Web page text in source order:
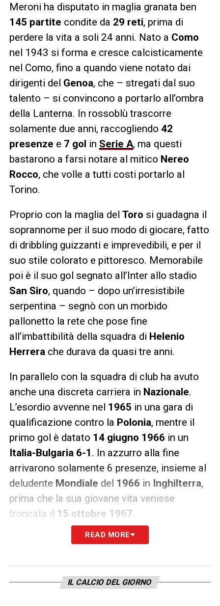
Meroni ha disputato in maglia granata ben
145 partite condite da 29 reti, prima di
perdere la vita a soli 24 anni. Nato a Como
nel 1943 si forma e cresce calcisticamente
nel Como, fino a quando viene notato dai
dirigenti del Genoa, che – stregati dal suo
talento – si convincono a portarlo all’ombra
della Lanterna. In rossoblù trascorre
solamente due anni, raccogliendo 42
presenze e 7 gol in Serie A, ma questi
bastarono a farsi notare al mitico Nereo
Rocco, che volle a tutti costi portarlo al
Torino.
Proprio con la maglia del Toro si guadagna il
soprannome per il suo modo di giocare, fatto
di dribbling guizzanti e imprevedibili, e per il
suo stile colorato e pittoresco. Memorabile
poi è il suo gol segnato all’Inter allo stadio
San Siro, quando – dopo un’irresistibile
serpentina – segnò con un morbido
pallonetto la rete che pose fine
all’imbattibilità della squadra di Helenio
Herrera che durava da quasi tre anni.
In parallelo con la squadra di club ha avuto
anche una discreta carriera in Nazionale.
L’esordio avvenne nel 1965 in una gara di
qualificazione contro la Polonia, mentre il
primo gol è datato 14 giugno 1966 in un
Italia-Bulgaria 6-1 . In azzurro alla fine
arrivarono solamente 6 presenze, insieme al
deludente Mondiale del 1966 in Inghilterra,
prima che la sua giovane vita venisse
troncata il 15 ottobre 1967.
Quella sera, dopo una gara di campionato
insieme al compagnoFabrizio Poletti. I due
si stanno recando in un bar per usare il
READ MORE
IL CALCIO DEL GIORNO